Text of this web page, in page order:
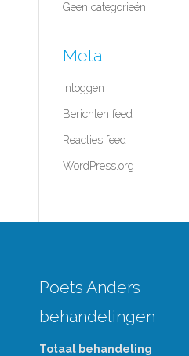
Geen categorieën
Meta
Inloggen
Berichten feed
Reacties feed
WordPress.org
Poets Anders
behandelingen
Totaal behandeling